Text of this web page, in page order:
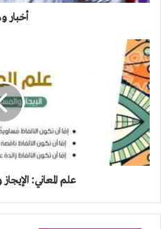
أخبار
علم
المعاني:
الإيجاز
والمساواة
والإطناب
علم المعاني: